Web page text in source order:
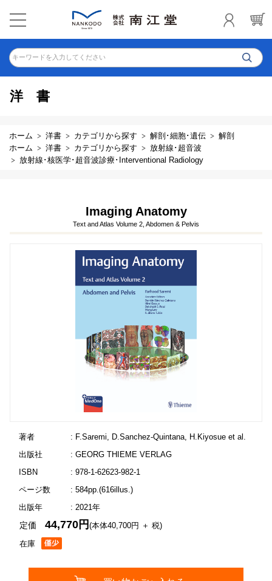
キーワードを入力してください
洋書
ホーム 洋書 カテゴリから探す 解剖･細胞･遺伝
解剖
ホーム
洋書 カテゴリから探す
放射線･超音波
放射線･核医学･超音波診療･Interventional Radiology
Imaging Anatomy
Text and Atlas Volume 2, Abdomen & Pelvis
著者
: F.Saremi, D.Sanchez-Quintana, H.Kiyosue et al.
出版社
: GEORG THIEME VERLAG
ISBN
: 978-1-62623-982-1
ページ数
: 584pp.(616illus.)
出版年
: 2021年
在庫
定価44,770円(本体40,700円 ＋ 税)